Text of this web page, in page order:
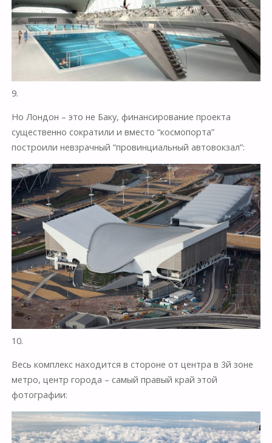
9.
Но Лондон – это не Баку, финансирование проекта
существенно сократили и вместо “космопорта”
построили невзрачный “провинциальный автовокзал”:
10.
Весь комплекс находится в стороне от центра в 3й зоне
метро, центр города – самый правый край этой
фотографии: